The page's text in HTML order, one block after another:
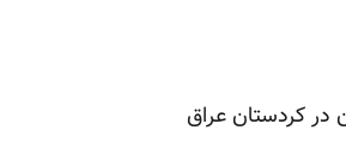
در کردستان عراق